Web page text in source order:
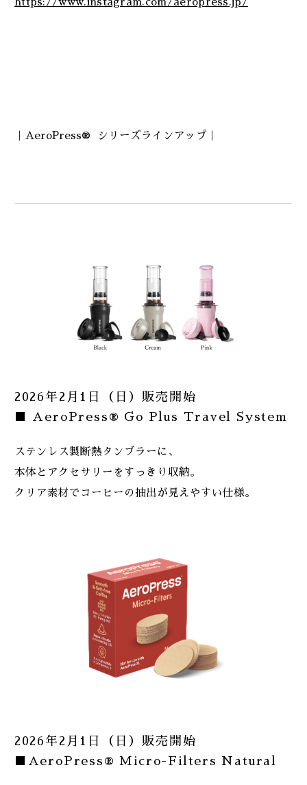
https://www.instagram.com/aeropress.jp/
｜AeroPress® シリーズラインアップ｜
2026年2月1日（日）販売開始
■ AeroPress® Go Plus Travel System
ステンレス製断熱タンブラーに、
本体とアクセサリーをすっきり収納。
クリア素材でコーヒーの抽出が見えやすい仕様。
2026年2月1日（日）販売開始
■AeroPress® Micro-Filters Natural